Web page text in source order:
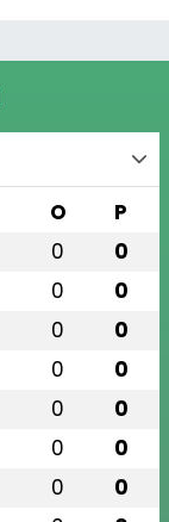
O P
0 0
0 0
0 0
0 0
0 0
0 0
0 0